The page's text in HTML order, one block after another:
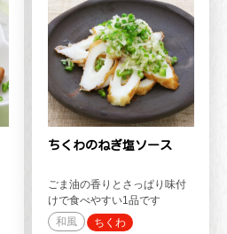
ちくわのねぎ塩ソース
ごま油の香りとさっぱり味付
けで食べやすい1品です
和風
ちくわ